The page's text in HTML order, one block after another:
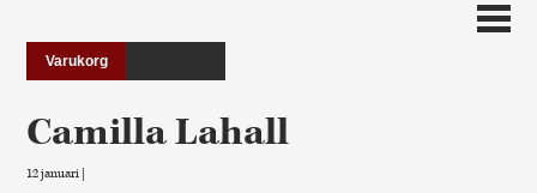
Varukorg
Camilla Lahall
12 januari |